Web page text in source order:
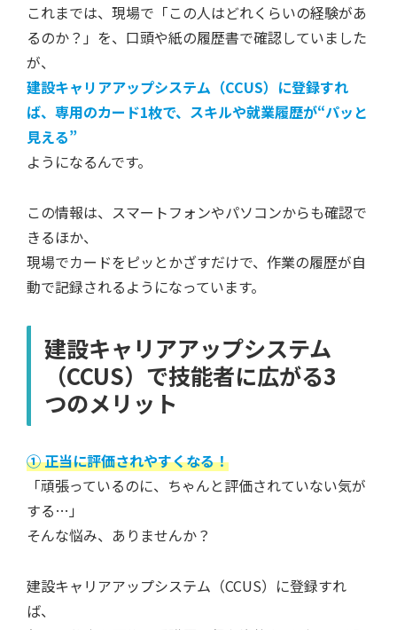
これまでは、現場で「この人はどれくらいの経験があ
るのか？」を、口頭や紙の履歴書で確認していました
が、
建設キャリアアップシステム（CCUS）に登録すれ
ば、専用のカード1枚で、スキルや就業履歴が“パッと
見える”
ようになるんです。
この情報は、スマートフォンやパソコンからも確認で
きるほか、
現場でカードをピッとかざすだけで、作業の履歴が自
動で記録されるようになっています。
建設キャリアアップシステム
（CCUS）で技能者に広がる3
つのメリット
① 正当に評価されやすくなる！
「頑張っているのに、ちゃんと評価されていない気が
する…」
そんな悩み、ありませんか？
建設キャリアアップシステム（CCUS）に登録すれ
ば、